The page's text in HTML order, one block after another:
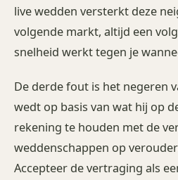
live wedden versterkt deze
volgende markt, altijd een
snelheid werkt tegen je
De derde fout is het negeren
wedt op basis van wat hij op
rekening te houden met de
weddenschappen op
Accepteer de vertraging als